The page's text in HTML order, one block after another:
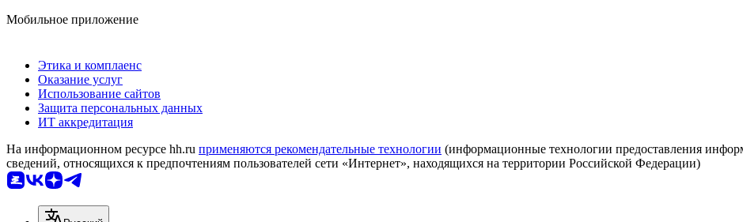
Мобильное приложение
Этика и комплаенс
Оказание услуг
Использование сайтов
Защита персональных данных
ИТ аккредитация
На информационном ресурсе hh.ru применяются рекомендательные технологии (информационные технологии предоставления
сведений, относящихся к предпочтениям пользователей сети «Интернет», находящихся на территории Российской Федерации)